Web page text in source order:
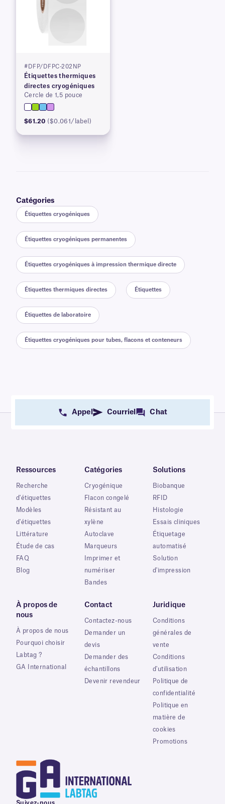
#DFP/DFPC-202NP
Étiquettes thermiques
directes cryogéniques
Cercle de 1,5 pouce
$61.20 ($0.061/label)
Catégories
Étiquettes cryogéniques
Étiquettes cryogéniques permanentes
Étiquettes cryogéniques à impression thermique directe
Étiquettes thermiques directes Étiquettes
Étiquettes de laboratoire
Étiquettes cryogéniques pour tubes, flacons et conteneurs
Appel Courriel Chat
Ressources
Recherche
d'étiquettes
Modèles
d'étiquettes
Littérature
Étude de cas
FAQ
Blog
Catégories
Cryogénique
Flacon congelé
Résistant au
xylène
Autoclave
Marqueurs
Imprimer et
numériser
Bandes
Solutions
Biobanque
RFID
Histologie
Essais cliniques
Étiquetage
automatisé
Solution
d'impression
À propos de
nous
À propos de nous
Pourquoi choisir
Labtag ?
GA International
Contact
Contactez-nous
Demander un
devis
Demander des
échantillons
Devenir revendeur
Juridique
Conditions
générales de
vente
Conditions
d'utilisation
Politique de
confidentialité
Politique en
matière de
cookies
Promotions
Suivez-nous